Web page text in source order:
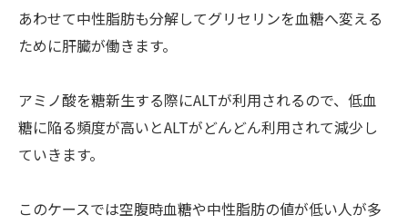
あわせて中性脂肪も分解してグリセリンを血糖へ変える
ために肝臓が働きます。
アミノ酸を糖新生する際にALTが利用されるので、低血
糖に陥る頻度が高いとALTがどんどん利用されて減少し
ていきます。
このケースでは空腹時血糖や中性脂肪の値が低い人が多